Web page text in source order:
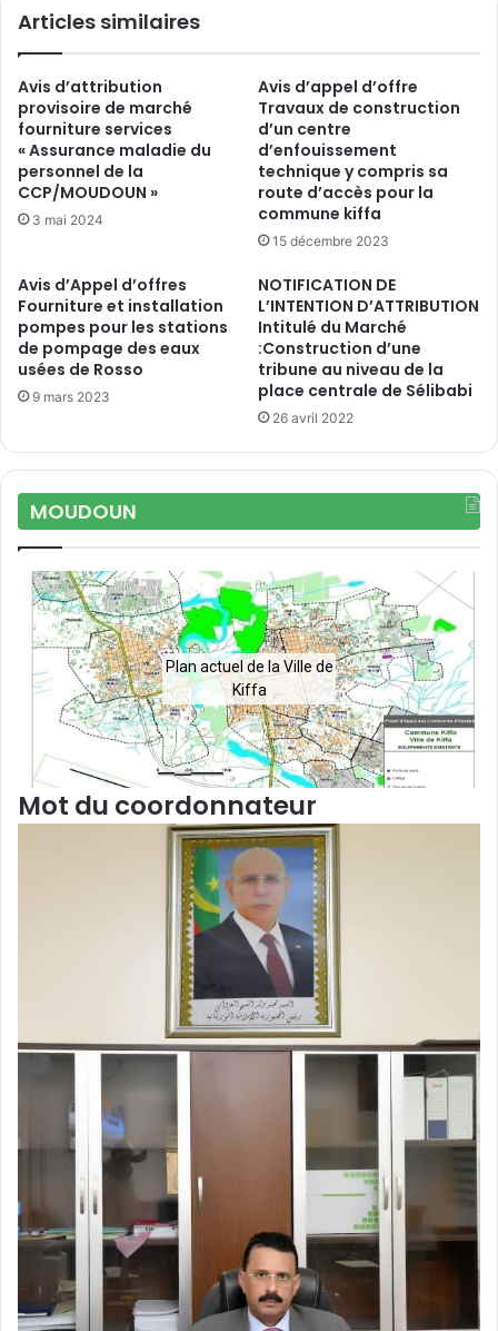
Articles similaires
Avis d’attribution
provisoire de marché
fourniture services
« Assurance maladie du
personnel de la
CCP/MOUDOUN »
3 mai 2024
Avis d’appel d’offre
Travaux de construction
d’un centre
d’enfouissement
technique y compris sa
route d’accès pour la
commune kiffa
15 décembre 2023
Avis d’Appel d’offres
Fourniture et installation
pompes pour les stations
de pompage des eaux
usées de Rosso
9 mars 2023
NOTIFICATION DE
L’INTENTION D’ATTRIBUTION
Intitulé du Marché
:Construction d’une
tribune au niveau de la
place centrale de Sélibabi
26 avril 2022
MOUDOUN
Plan actuel de la Ville de
Kiffa
Mot du coordonnateur